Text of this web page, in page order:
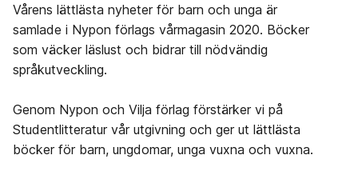
Vårens lättlästa nyheter för barn och unga är
samlade i Nypon förlags vårmagasin 2020. Böcker
som väcker läslust och bidrar till nödvändig
språkutveckling.
Genom Nypon och Vilja förlag förstärker vi på
Studentlitteratur vår utgivning och ger ut lättlästa
böcker för barn, ungdomar, unga vuxna och vuxna.